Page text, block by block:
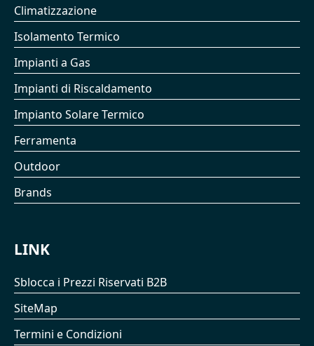
Climatizzazione
Isolamento Termico
Impianti a Gas
Impianti di Riscaldamento
Impianto Solare Termico
Ferramenta
Outdoor
Brands
LINK
Sblocca i Prezzi Riservati B2B
SiteMap
Termini e Condizioni